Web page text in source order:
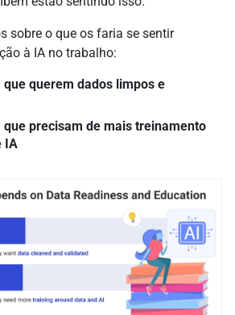
sobre o que os faria se sentir
à IA no trabalho:
que querem dados limpos e
que precisam de mais treinamento
IA